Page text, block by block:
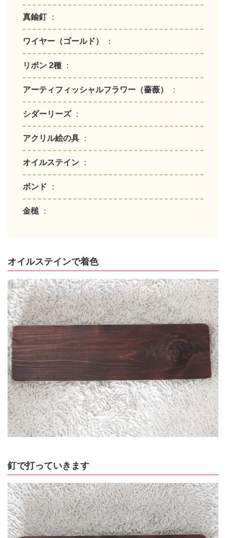
真鍮釘 ：
ワイヤー（ゴールド） ：
リボン 2種 ：
アーティフィッシャルフラワー（薔薇） ：
シダーリーズ ：
アクリル絵の具 ：
オイルステイン ：
ボンド ：
金槌 ：
オイルステインで着色
釘で打っていきます